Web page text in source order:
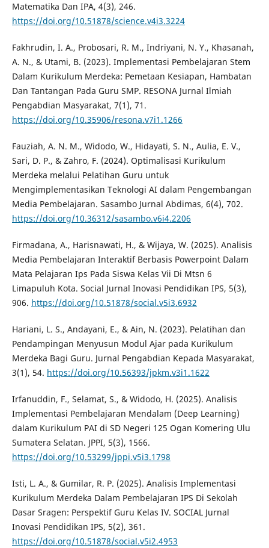
Matematika Dan IPA, 4(3), 246.
https://doi.org/10.51878/science.v4i3.3224
Fakhrudin, I. A., Probosari, R. M., Indriyani, N. Y., Khasanah,
A. N., & Utami, B. (2023). Implementasi Pembelajaran Stem
Dalam Kurikulum Merdeka: Pemetaan Kesiapan, Hambatan
Dan Tantangan Pada Guru SMP. RESONA Jurnal Ilmiah
Pengabdian Masyarakat, 7(1), 71.
https://doi.org/10.35906/resona.v7i1.1266
Fauziah, A. N. M., Widodo, W., Hidayati, S. N., Aulia, E. V.,
Sari, D. P., & Zahro, F. (2024). Optimalisasi Kurikulum
Merdeka melalui Pelatihan Guru untuk
Mengimplementasikan Teknologi AI dalam Pengembangan
Media Pembelajaran. Sasambo Jurnal Abdimas, 6(4), 702.
https://doi.org/10.36312/sasambo.v6i4.2206
Firmadana, A., Harisnawati, H., & Wijaya, W. (2025). Analisis
Media Pembelajaran Interaktif Berbasis Powerpoint Dalam
Mata Pelajaran Ips Pada Siswa Kelas Vii Di Mtsn 6
Limapuluh Kota. Social Jurnal Inovasi Pendidikan IPS, 5(3),
906. https://doi.org/10.51878/social.v5i3.6932
Hariani, L. S., Andayani, E., & Ain, N. (2023). Pelatihan dan
Pendampingan Menyusun Modul Ajar pada Kurikulum
Merdeka Bagi Guru. Jurnal Pengabdian Kepada Masyarakat,
3(1), 54. https://doi.org/10.56393/jpkm.v3i1.1622
Irfanuddin, F., Selamat, S., & Widodo, H. (2025). Analisis
Implementasi Pembelajaran Mendalam (Deep Learning)
dalam Kurikulum PAI di SD Negeri 125 Ogan Komering Ulu
Sumatera Selatan. JPPI, 5(3), 1566.
https://doi.org/10.53299/jppi.v5i3.1798
Isti, L. A., & Gumilar, R. P. (2025). Analisis Implementasi
Kurikulum Merdeka Dalam Pembelajaran IPS Di Sekolah
Dasar Sragen: Perspektif Guru Kelas IV. SOCIAL Jurnal
Inovasi Pendidikan IPS, 5(2), 361.
https://doi.org/10.51878/social.v5i2.4953